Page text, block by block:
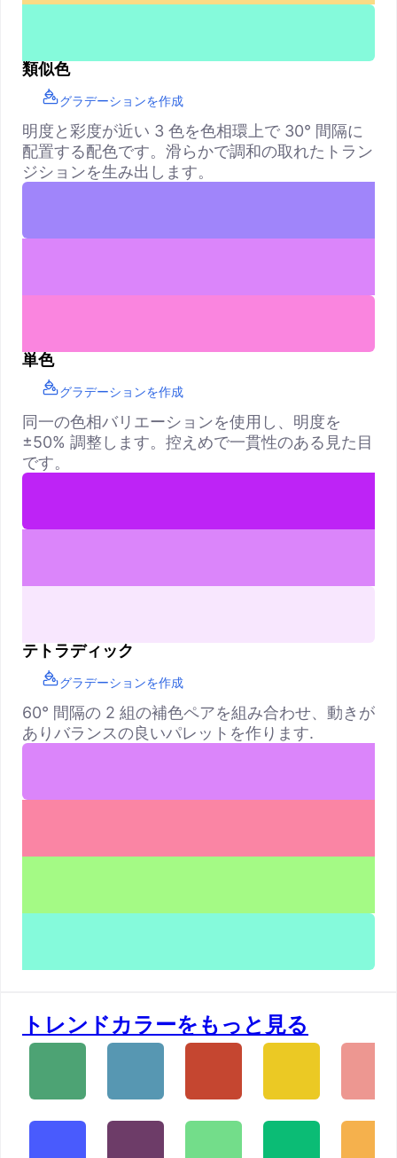
類似色
グラデーションを作成
明度と彩度が近い 3 色を色相環上で 30° 間隔に
配置する配色です。滑らかで調和の取れたトラン
ジションを生み出します。
単色
グラデーションを作成
同一の色相バリエーションを使用し、明度を
±50% 調整します。控えめで一貫性のある見た目
です。
テトラディック
グラデーションを作成
60° 間隔の 2 組の補色ペアを組み合わせ、動きが
ありバランスの良いパレットを作ります.
トレンドカラーをもっと見る